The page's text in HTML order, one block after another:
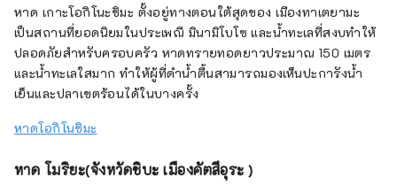
หาด เกาะโอกิโนะชิมะ ตั้งอยู่ทางตอนใต้สุดของ เมืองทาเตยามะ
เป็นสถานที่ยอดนิยมในประเพณี มินามิโบโซ และน้ำทะเลที่สงบทำให้
ปลอดภัยสำหรับครอบครัว หาดทรายทอดยาวประมาณ 150 เมตร
และน้ำทะเลใสมาก ทำให้ผู้ที่ดำน้ำตื้นสามารถมองเห็นปะการังน้ำ
เย็นและปลาเขตร้อนได้ในบางครั้ง
หาดโอกิโนชิมะ
หาด โมริยะ(จังหวัดชิบะ เมืองคัตสึอุระ )